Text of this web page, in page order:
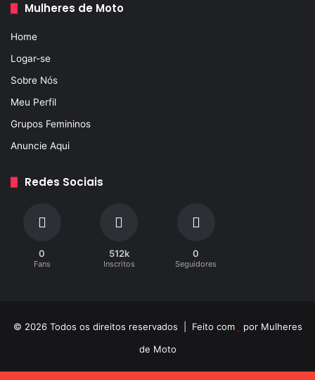
Mulheres de Moto
Home
Logar-se
Sobre Nós
Meu Perfil
Grupos Femininos
Anuncie Aqui
Redes Sociais
0
Fans
512k
Inscritos
0
Seguidores
© 2026 Todos os direitos reservados | Feito com por Mulheres
de Moto